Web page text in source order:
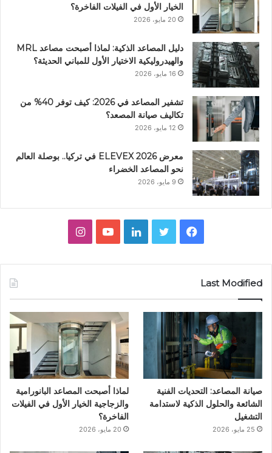
الخيار الأول في الفيلات الفاخرة؟
20 مايو، 2026
دليل المصاعد الذكية: لماذا أصبحت مصاعد MRL
والهيدروليكية الاختيار الأول للمباني الحديثة؟
16 مايو، 2026
تشفير المصاعد في 2026: كيف توفر 40% من
تكاليف صيانة المصعد؟
12 مايو، 2026
معرض ELEVEX 2026 في تركيا.. بوصلة العالم
نحو المصاعد الخضراء
9 مايو، 2026
ب
و
ك
ت
ر
ك
د
إ
ن
ي
و
ت
ق
ر
ا
م
Last Modified
صيانة المصاعد: التحديات الفنية
الشائعة والحلول الذكية لاستدامة
التشغيل
25 مايو، 2026
لماذا أصبحت المصاعد البانورامية
والزجاجية الخيار الأول في الفيلات
الفاخرة؟
20 مايو، 2026